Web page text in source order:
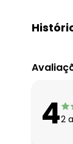
O
agosto/
maio/
abril/
42